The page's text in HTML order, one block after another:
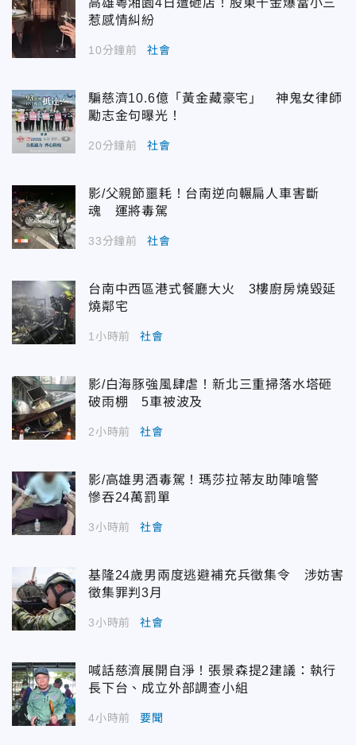
惹感情糾紛
10分鐘前 社會
騙慈濟10.6億「黃金藏豪宅」 神鬼女律師
勵志金句曝光！
20分鐘前 社會
影/父親節噩耗！台南逆向輾扁人車害斷
魂 運將毒駕
33分鐘前 社會
台南中西區港式餐廳大火 3樓廚房燒毀延
燒鄰宅
1小時前 社會
影/白海豚強風肆虐！新北三重掃落水塔砸
破雨棚 5車被波及
2小時前 社會
影/高雄男酒毒駕！瑪莎拉蒂友助陣嗆警
慘吞24萬罰單
3小時前 社會
基隆24歲男兩度逃避補充兵徵集令 涉妨害
徵集罪判3月
3小時前 社會
喊話慈濟展開自淨！張景森提2建議：執行
長下台、成立外部調查小組
4小時前 要聞